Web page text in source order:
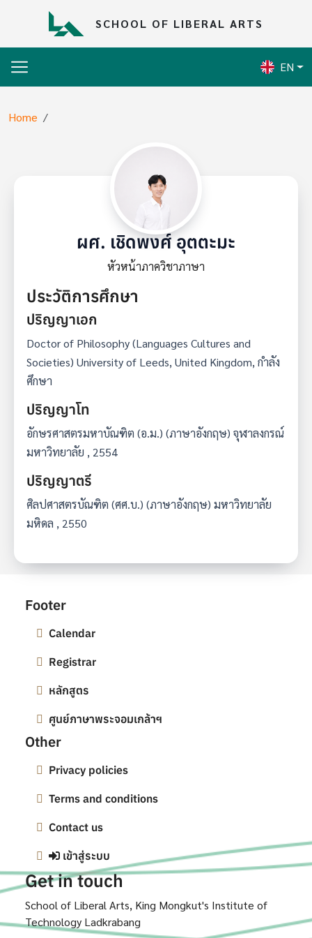
SCHOOL OF LIBERAL ARTS
EN
Breadcrumb
Home
ผศ. เชิดพงศ์ อุตตะมะ
หัวหน้าภาควิชาภาษา
ประวัติการศึกษา
ปริญญาเอก
Doctor of Philosophy (Languages Cultures and
Societies) University of Leeds, United Kingdom, กำลัง
ศึกษา
ปริญญาโท
อักษรศาสตรมหาบัณฑิต (อ.ม.) (ภาษาอังกฤษ) จุฬาลงกรณ์
มหาวิทยาลัย , 2554
ปริญญาตรี
ศิลปศาสตรบัณฑิต (ศศ.บ.) (ภาษาอังกฤษ) มหาวิทยาลัย
มหิดล , 2550
Footer
Calendar
Registrar
หลักสูตร
ศูนย์ภาษาพระจอมเกล้าฯ
Other
Privacy policies
Terms and conditions
Contact us
เข้าสู่ระบบ
Get in touch
School of Liberal Arts, King Mongkut's Institute of
Technology Ladkrabang